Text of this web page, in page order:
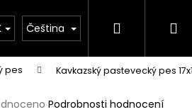
Čeština Hledat
pes Kavkazský pastevecký pes
Podrobnosti hodnocení